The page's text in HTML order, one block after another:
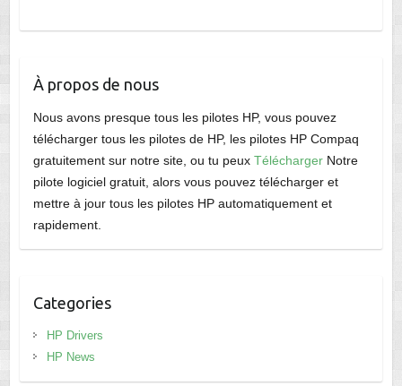
À propos de nous
Nous avons presque tous les pilotes HP, vous pouvez
télécharger tous les pilotes de HP, les pilotes HP Compaq
gratuitement sur notre site, ou tu peux TéléchargerNotre
pilote logiciel gratuit, alors vous pouvez télécharger et
mettre à jour tous les pilotes HP automatiquement et
rapidement.
Categories
HP Drivers
HP News